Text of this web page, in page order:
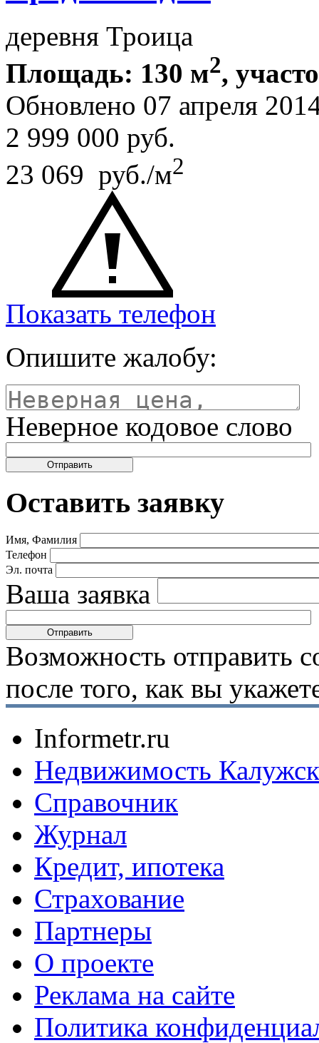
деревня Троица
Площадь: 130 м2,
Обновлено 07 апреля
2 999 000 руб.
23 069 руб./м2
Показать телефон
Опишите жалобу:
Неверное кодовое слово
Оставить заявку
Имя, Фамилия
Телефон
Эл. почта
Ваша заявка
Возможность отправить
после того, как вы
Informetr.ru
Недвижимость
Справочник
Журнал
Кредит, ипотека
Страхование
Партнеры
O проекте
Реклама на сайте
Политика